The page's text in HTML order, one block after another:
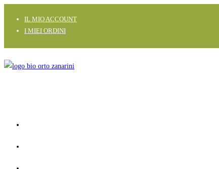
contenuto
IL MIO ACCOUNT
I MIEI ORDINI